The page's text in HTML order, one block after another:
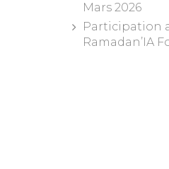
Mars 2026
Participation
Ramadan’IA